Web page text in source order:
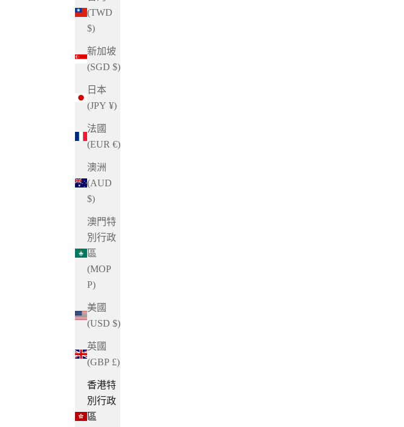
(TWD
$)
新加坡
(SGD $)
日本
(JPY ¥)
法國
(EUR €)
澳洲
(AUD
$)
澳門特
別行政
區
(MOP
P)
美國
(USD $)
英國
(GBP £)
香港特
別行政
區